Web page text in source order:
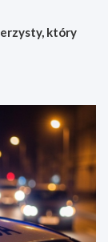
który